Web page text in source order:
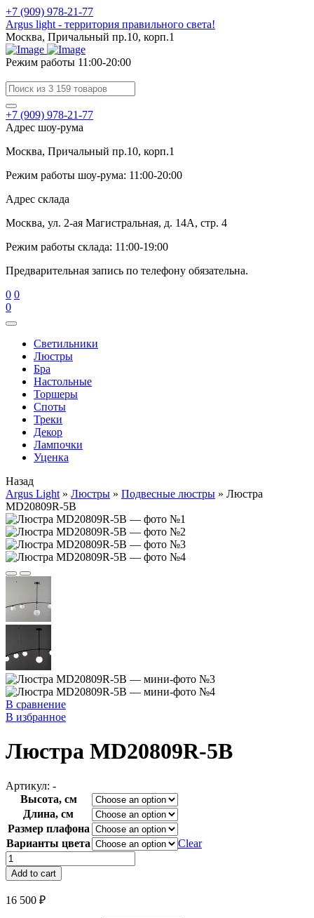
+7 (909) 978-21-77
Argus light - территория правильного света!
Москва, Причальный пр.10, корп.1
Режим работы 11:00-20:00
+7 (909) 978-21-77
Адрес шоу-рума
Москва, Причальный пр.10, корп.1
Режим работы шоу-рума: 11:00-20:00
Адрес склада
Москва, ул. 2-ая Магистральная, д. 14А, стр. 4
Режим работы склада: 11:00-19:00
Предварительная запись по телефону обязательна.
0 0
0
Cветильники
Люстры
Бра
Настольные
Торшеры
Споты
Треки
Декор
Лампочки
Уценка
Назад
Argus Light » Люстры » Подвесные люстры » Люстра
MD20809R-5B
В сравнение
В избранное
Люстра MD20809R-5B
Артикул: -
Высота, см
Длина, см
Размер плафона
Варианты цвета
Clear
Люстра
MD20809R-
5B
quantity
Add to cart
16 500 ₽